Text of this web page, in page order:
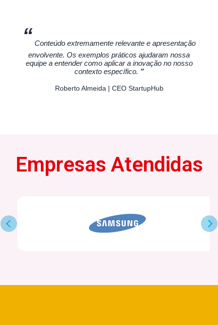
“ Conteúdo extremamente relevante e apresentação
envolvente. Os exemplos práticos ajudaram nossa
equipe a entender como aplicar a inovação no nosso
contexto específico. ”
Roberto Almeida | CEO StartupHub
Empresas Atendidas